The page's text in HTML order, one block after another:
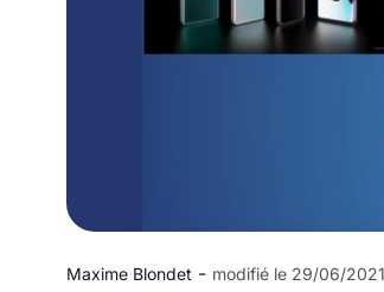
Maxime Blondet - modifié le 29/06/2021